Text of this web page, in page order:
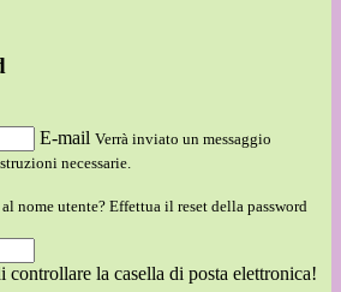
E-mail Verrà inviato un messaggio
necessarie.
nome utente? Effettua il reset della password
controllare la casella di posta elettronica!